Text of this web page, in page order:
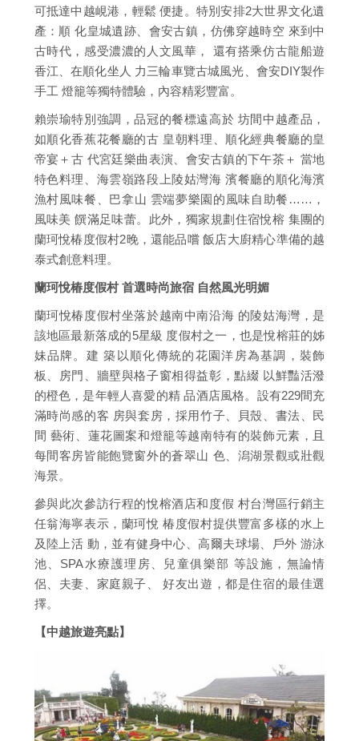
可抵達中越峴港，輕鬆 便捷。特別安排2大世界文化遺
產：順 化皇城遺跡、會安古鎮，仿佛穿越時空 來到中
古時代，感受濃濃的人文風華， 還有搭乘仿古龍船遊
香江、在順化坐人 力三輪車覽古城風光、會安DIY製作
手工 燈籠等獨特體驗，內容精彩豐富。
賴崇瑜特別強調，品冠的餐標遠高於 坊間中越產品，
如順化香蕉花餐廳的古 皇朝料理、順化經典餐廳的皇
帝宴＋古 代宮廷樂曲表演、會安古鎮的下午茶＋ 當地
特色料理、海雲嶺路段上陵姑灣海 濱餐廳的順化海濱
漁村風味餐、巴拿山 雲端夢樂園的風味自助餐……，
風味美 饌滿足味蕾。此外，獨家規劃住宿悅榕 集團的
蘭珂悅椿度假村2晚，還能品嚐 飯店大廚精心準備的越
泰式創意料理。
蘭珂悅椿度假村 首選時尚旅宿 自然風光明媚
蘭珂悅椿度假村坐落於越南中南沿海 的陵姑海灣，是
該地區最新落成的5星級 度假村之一，也是悅榕莊的姊
妹品牌。建 築以順化傳統的花園洋房為基調，裝飾
板、房門、牆壁與格子窗相得益彰，點綴 以鮮豔活潑
的橙色，是年輕人喜愛的精 品酒店風格。設有229間充
滿時尚感的客 房與套房，採用竹子、貝殼、書法、民
間 藝術、蓮花圖案和燈籠等越南特有的裝飾元素，且
每間客房皆能飽覽窗外的蒼翠山 色、潟湖景觀或壯觀
海景。
參與此次參訪行程的悅榕酒店和度假 村台灣區行銷主
任翁海寧表示，蘭珂悅 椿度假村提供豐富多樣的水上
及陸上活 動，並有健身中心、高爾夫球場、戶外 游泳
池、SPA水療護理房、兒童俱樂部 等設施，無論情
侶、夫妻、家庭親子、 好友出遊，都是住宿的最佳選
擇。
【中越旅遊亮點】